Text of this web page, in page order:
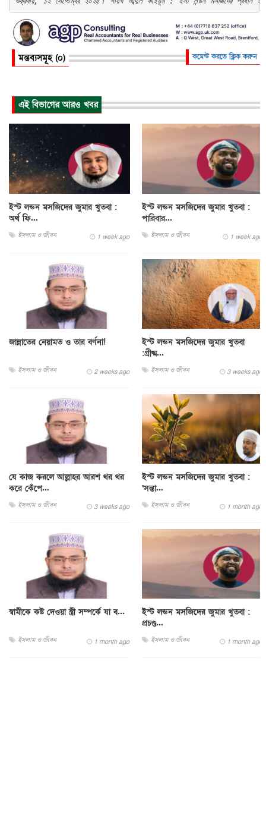
মন্তব্যসমূহ (০) কমেন্ট করতে ক্লিক করুন
এই বিভাগের আরও খবর
ইস্ট লন্ডন মসজিদের জুমার খুতবা :
অর্থ ফি...
ইসলাম ও জীবন 1 week ago
ইস্ট লন্ডন মসজিদের জুমার খুতবা :
পারিবার...
ইসলাম ও জীবন 1 week ago
জান্নাতের নেয়ামত ও তার বর্ণনা!
ইসলাম ও জীবন 2 weeks ago
ইস্ট লন্ডন মসজিদের জুমার খুতবা
:গ্রীষ্ম...
ইসলাম ও জীবন 3 weeks ago
যে কাজ করলে আল্লাহর আরশ থর থর
করে কেঁপে...
ইসলাম ও জীবন 3 weeks ago
ইস্ট লন্ডন মসজিদের জুমার খুতবা :
‘সন্তা...
ইসলাম ও জীবন 1 month ago
স্বামীকে কষ্ট দেওয়া স্ত্রী সম্পর্কে যা ব...
ইসলাম ও জীবন 1 month ago
ইস্ট লন্ডন মসজিদের জুমার খুতবা :
প্রচণ্ড...
ইসলাম ও জীবন 1 month ago